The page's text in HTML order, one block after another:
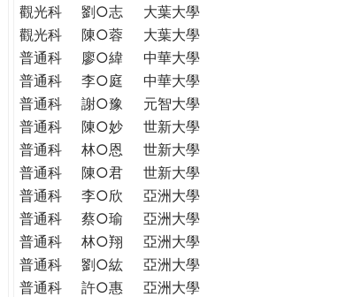
觀光科
劉○志 大葉大學
觀光科
陳○蓉 大葉大學
普通科
廖○緯 中華大學
普通科
李○庭 中華大學
普通科
謝○豫 元智大學
普通科
陳○妙 世新大學
普通科
林○恩 世新大學
普通科
陳○君 世新大學
普通科
李○欣 亞洲大學
普通科
蔡○瑜 亞洲大學
普通科
林○翔 亞洲大學
普通科
劉○紘 亞洲大學
普通科
許○惠 亞洲大學